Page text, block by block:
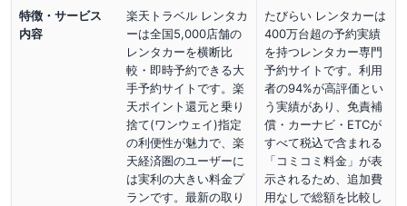
特徴・サービス
内容
楽天トラベル レンタカ
ーは全国5,000店舗の
レンタカーを横断比
較・即時予約できる大
手予約サイトです。楽
天ポイント還元と乗り
捨て(ワンウェイ)指定
の利便性が魅力で、楽
天経済圏のユーザーに
は実利の大きい料金プ
ランです。最新の取り
たびらい レンタカーは
400万台超の予約実績
を持つレンタカー専門
予約サイトです。利用
者の94%が高評価とい
う実績があり、免責補
償・カーナビ・ETCが
すべて税込で含まれる
「コミコミ料金」が表
示されるため、追加費
用なしで総額を比較し